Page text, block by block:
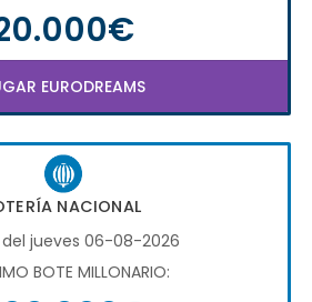
EURODREAMS
NACIONAL
jueves 06-08-2026
BOTE MILLONARIO: